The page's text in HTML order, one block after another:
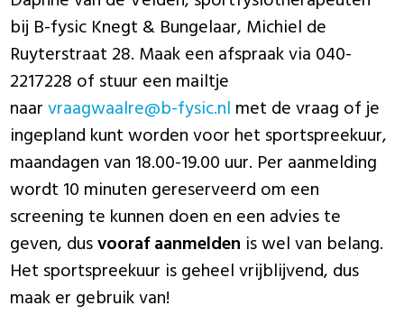
bij B-fysic Knegt & Bungelaar, Michiel de
Ruyterstraat 28. Maak een afspraak via 040-
2217228 of stuur een mailtje
naarvraagwaalre@b-fysic.nl met de vraag of je
ingepland kunt worden voor het sportspreekuur,
maandagen van 18.00-19.00 uur. Per aanmelding
wordt 10 minuten gereserveerd om een
screening te kunnen doen en een advies te
geven, dusvooraf aanmelden is wel van belang.
Het sportspreekuur is geheel vrijblijvend, dus
maak er gebruik van!